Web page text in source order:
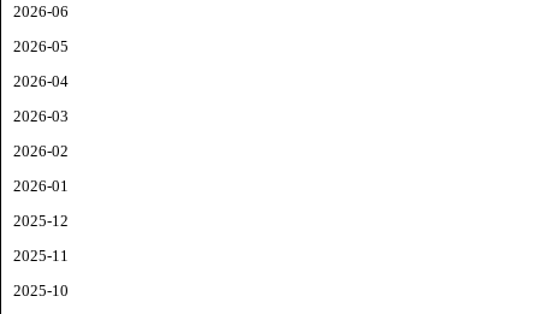
2026-06
2026-05
2026-04
2026-03
2026-02
2026-01
2025-12
2025-11
2025-10